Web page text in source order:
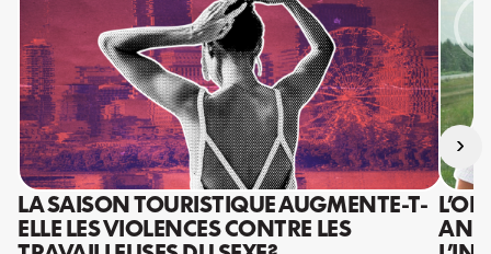
LA SAISON TOURISTIQUE AUGMENTE-T-
ELLE LES VIOLENCES CONTRE LES
›